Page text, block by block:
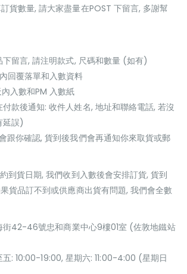
貨數量, 請大家盡量在POST 下留言, 多謝幫
下留言, 請注明款式, 尺碼和數量 (如有)
回覆落單和入數資料
入數和PM 入數紙
款後通知: 收件人姓名, 地址和聯絡電話, 若沒
延誤)
跟你確認, 貨到後我們會再通知你來取貨或郵
到貨日期, 我們收到入數後會安排訂貨, 貨到
貨品訂不到或供應商出貨有問題, 我們會全數
街42-46號忠和商業中心9樓01室 (佐敦地鐵站
: 10:00-19:00, 星期六: 11:00-4:00 (星期日